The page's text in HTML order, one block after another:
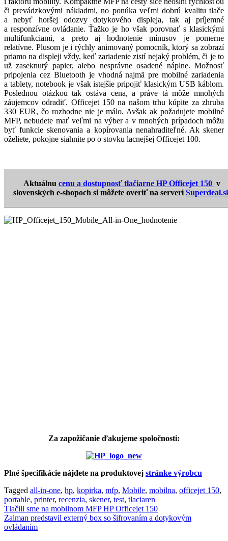
či prevádzkovými nákladmi, no ponúka veľmi dobrú kvalitu tlače
a nebyť horšej odozvy dotykového displeja, tak aj príjemné
a responzívne ovládanie. Ťažko je ho však porovnať s klasickými
multifunkciami, a preto aj hodnotenie mínusov je pomerne
relatívne. Plusom je i rýchly animovaný pomocník, ktorý sa zobrazí
priamo na displeji vždy, keď zariadenie zistí nejaký problém, či je to
už zaseknutý papier, alebo nesprávne osadené náplne. Možnosť
pripojenia cez Bluetooth je vhodná najmä pre mobilné zariadenia
a tablety, notebook je však istejšie pripojiť klasickým USB káblom.
Poslednou otázkou tak ostáva cena, a práve tá môže mnohých
záujemcov odradiť. Officejet 150 na našom trhu kúpite za zhruba
330 EUR, čo rozhodne nie je málo. Avšak ak požadujete mobilné
MFP, nebudete mať veľmi na výber a v mnohých prípadoch môžu
byť funkcie skenovania a kopírovania nenahraditeľné. Ak skener
oželiete, pokojne siahnite po o stovku lacnejšej Officejet 100.
Aktuálnu cenu a dostupnosť tlačiarne HP Officejet 150 v
slovenských e-shopoch si môžete overiť na serveri
Za zapožičanie ďakujeme spoločnosti:
Plné špecifikácie nájdete na produktovej stránke výrobcu
Tagged all-in-one, hp, kopirka, mfp, Mobile, mobilna, officejet 150,
portable, printer, recenzia, skener, test, tlaciaren
Navigácia
v
Tlačili sme na mobilnom MFP HP Officejet 150
Zalman predstavil externý box so šifrovaním a dotykovým
ovládaním